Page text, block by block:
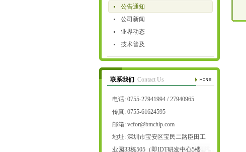
公告通知
公司新闻
业界动态
技术普及
联系我们 Contact Us
电话: 0755-27941994 / 27940965
传真: 0755-61624595
邮箱: vcfor@bmchip.com
地址: 深圳市宝安区宝民二路臣田工
业园33栋505（即IDT研发中心5楼